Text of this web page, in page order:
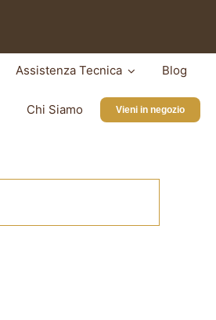
Assistenza Tecnica Blog
Chi Siamo Vieni in negozio